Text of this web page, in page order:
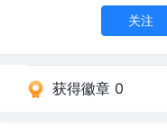
关注
获得徽章 0